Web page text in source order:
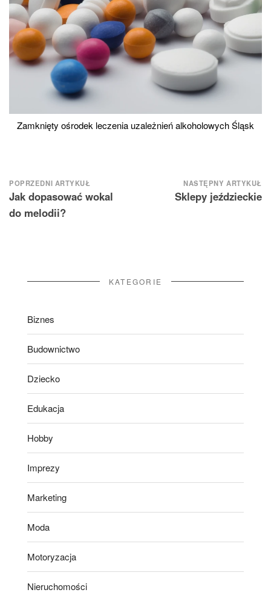
Zamknięty ośrodek leczenia uzależnień alkoholowych Śląsk
Nawigacja
wpisu
POPRZEDNI ARTYKUŁ
Jak dopasować wokal
do melodii?
NASTĘPNY ARTYKUŁ
Sklepy jeździeckie
KATEGORIE
Biznes
Budownictwo
Dziecko
Edukacja
Hobby
Imprezy
Marketing
Moda
Motoryzacja
Nieruchomości